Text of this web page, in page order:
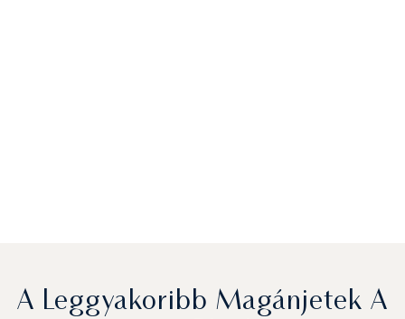
A Leggyakoribb Magánjetek A